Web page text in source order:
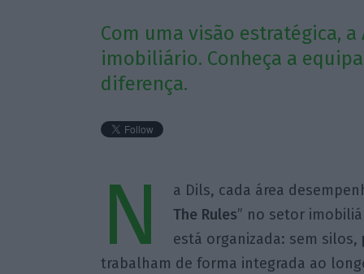
Com uma visão estratégica,
imobiliário. Conheça a
diferença.
N a Dils, cada área
The Rules” no setor
está organizada: sem silos,
trabalham de forma integrada ao